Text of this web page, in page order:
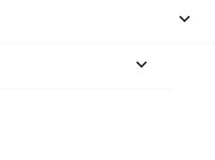

keyboard_arrow_down